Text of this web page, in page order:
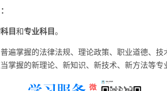
目和专业科目。
遍掌握的法律法规、理论政策、职业道德、
掌握的新理论、新知识、新技术、新方法等专